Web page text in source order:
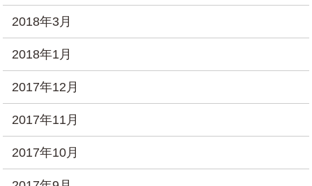
2018年3月
2018年1月
2017年12月
2017年11月
2017年10月